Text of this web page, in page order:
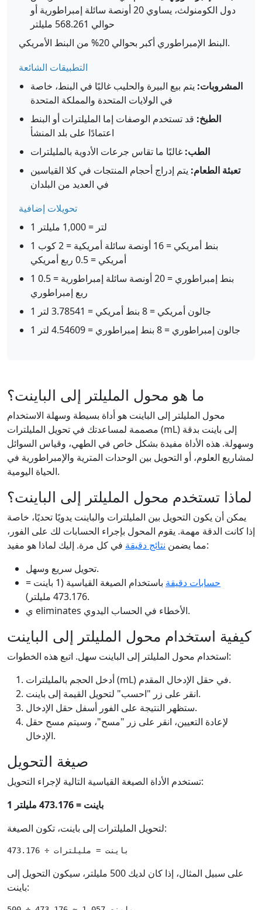
دول الكومنولث، يساوي 20 أونصة سائلة إمبراطورية أو
حوالي 568.261 مليلتر
البنط الإمبراطوري أكبر بحوالي 20% من البنط الأمريكي.
التطبيقات الشائعة
المشروبات: يتم بيع البيرة والحليب غالبًا في البنط، خاصة
في الولايات المتحدة والمملكة المتحدة
الطبخ: قد تستخدم الوصفات إما المليلترات أو البنط
اعتمادًا على بلد المنشأ
الطب: غالبًا ما تقاس جرعات الأدوية بالمليلترات
تعبئة الطعام: يتم إدراج أحجام المنتجات في كلا القياسين
في العديد من البلدان
تحويلات إضافية
1 لتر = 1,000 مليلتر
1 بنط أمريكي = 16 أونصة سائلة أمريكية = 2 كوب
أمريكي = 0.5 ربع أمريكي
1 بنط إمبراطوري = 20 أونصة سائلة إمبراطورية = 0.5
ربع إمبراطوري
1 جالون أمريكي = 8 بنط أمريكي = 3.78541 لتر
1 جالون إمبراطوري = 8 بنط إمبراطوري = 4.54609 لتر
ما هو محول المليلتر إلى الباينت؟
محول المليلتر إلى الباينت هو أداة بسيطة وسهلة الاستخدام
مصممة لمساعدتك في تحويل المليلترات (mL) إلى باينت بدقة
وسهولة. هذه الأداة مفيدة بشكل خاص في الطهي، وقياس السوائل
لمشاريع العلوم، أو التحويل بين الوحدات المترية والإمبراطورية في
الحياة اليومية.
لماذا تستخدم محول المليلتر إلى الباينت؟
يمكن أن يكون التحويل بين المليلترات والباينت يدويًا تحديًا، خاصة
إذا كانت الدقة مهمة. يقوم المحول بإجراء الحسابات لك على الفور،
مما يضمن نتائج دقيقة
في كل مرة. إليك لماذا هو مفيد:
تحويل سريع وسهل.
حسابات دقيقة
باستخدام الصيغة القياسية (1 باينت =
473.176 مليلتر).
ي eliminates الأخطاء في الحساب اليدوي.
كيفية استخدام محول المليلتر إلى الباينت
استخدام محول المليلتر إلى الباينت سهل. اتبع هذه الخطوات:
أدخل الحجم بالمليلترات (mL) في حقل الإدخال المقدم.
انقر على زر "احسب" لتحويل القيمة إلى باينت.
ستظهر النتيجة على الفور أسفل حقل الإدخال.
لإعادة التعيين، انقر على زر "مسح"، وسيتم مسح حقل
الإدخال.
صيغة التحويل
تستخدم الأداة الصيغة القياسية التالية لإجراء التحويل:
1 باينت = 473.176 مليلتر
لتحويل المليلترات إلى باينت، تكون الصيغة:
على سبيل المثال، إذا كان لديك 500 مليلتر، سيكون التحويل إلى
باينت: